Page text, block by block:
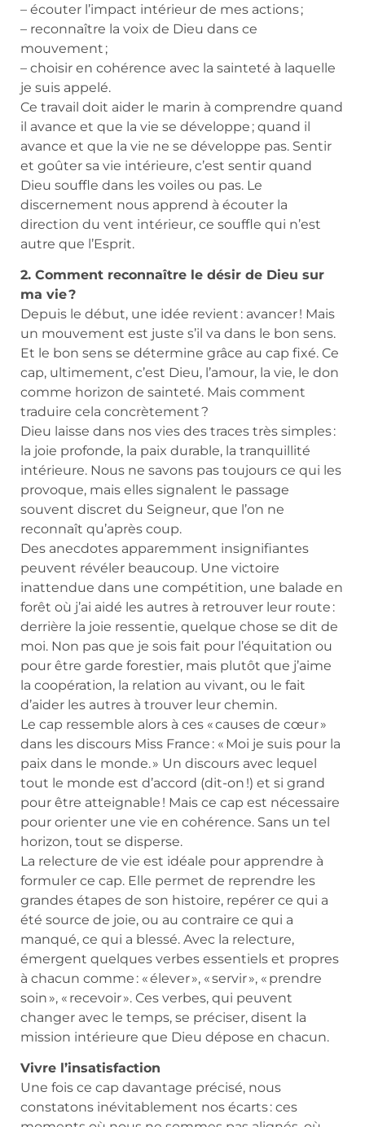
– écouter l’impact intérieur de mes actions ;
– reconnaître la voix de Dieu dans ce
mouvement ;
– choisir en cohérence avec la sainteté à laquelle
je suis appelé.
Ce travail doit aider le marin à comprendre quand
il avance et que la vie se développe ; quand il
avance et que la vie ne se développe pas. Sentir
et goûter sa vie intérieure, c’est sentir quand
Dieu souffle dans les voiles ou pas. Le
discernement nous apprend à écouter la
direction du vent intérieur, ce souffle qui n’est
autre que l’Esprit.
2. Comment reconnaître le désir de Dieu sur
ma vie ?
Depuis le début, une idée revient : avancer ! Mais
un mouvement est juste s’il va dans le bon sens.
Et le bon sens se détermine grâce au cap fixé. Ce
cap, ultimement, c’est Dieu, l’amour, la vie, le don
comme horizon de sainteté. Mais comment
traduire cela concrètement ?
Dieu laisse dans nos vies des traces très simples :
la joie profonde, la paix durable, la tranquillité
intérieure. Nous ne savons pas toujours ce qui les
provoque, mais elles signalent le passage
souvent discret du Seigneur, que l’on ne
reconnaît qu’après coup.
Des anecdotes apparemment insignifiantes
peuvent révéler beaucoup. Une victoire
inattendue dans une compétition, une balade en
forêt où j’ai aidé les autres à retrouver leur route :
derrière la joie ressentie, quelque chose se dit de
moi. Non pas que je sois fait pour l’équitation ou
pour être garde forestier, mais plutôt que j’aime
la coopération, la relation au vivant, ou le fait
d’aider les autres à trouver leur chemin.
Le cap ressemble alors à ces « causes de cœur »
dans les discours Miss France : « Moi je suis pour la
paix dans le monde. » Un discours avec lequel
tout le monde est d’accord (dit-on !) et si grand
pour être atteignable ! Mais ce cap est nécessaire
pour orienter une vie en cohérence. Sans un tel
horizon, tout se disperse.
La relecture de vie est idéale pour apprendre à
formuler ce cap. Elle permet de reprendre les
grandes étapes de son histoire, repérer ce qui a
été source de joie, ou au contraire ce qui a
manqué, ce qui a blessé. Avec la relecture,
émergent quelques verbes essentiels et propres
à chacun comme : « élever », « servir », « prendre
soin », « recevoir ». Ces verbes, qui peuvent
changer avec le temps, se préciser, disent la
mission intérieure que Dieu dépose en chacun.
Vivre l’insatisfaction
Une fois ce cap davantage précisé, nous
constatons inévitablement nos écarts : ces